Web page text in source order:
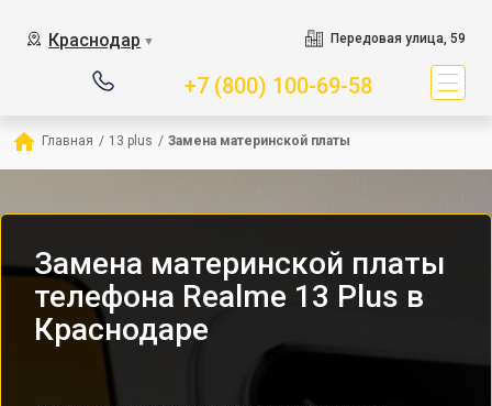
Краснодар ▼ Передовая улица, 59
+7 (800) 100-69-58
Главная / 13 plus / Замена материнской платы
Замена материнской платы
телефона Realme 13 Plus в
Краснодаре